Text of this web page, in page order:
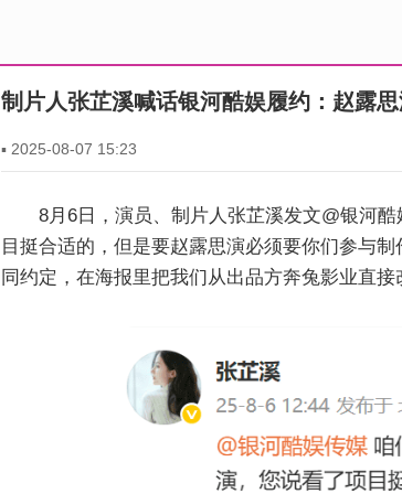
制片人张芷溪喊话银河酷娱履约：赵露
▪ 2025-08-07 15:23
8月6日，演员、制片人张芷溪发文@银河
目挺合适的，但是要赵露思演必须要你们参与
同约定，在海报里把我们从出品方奔兔影业直